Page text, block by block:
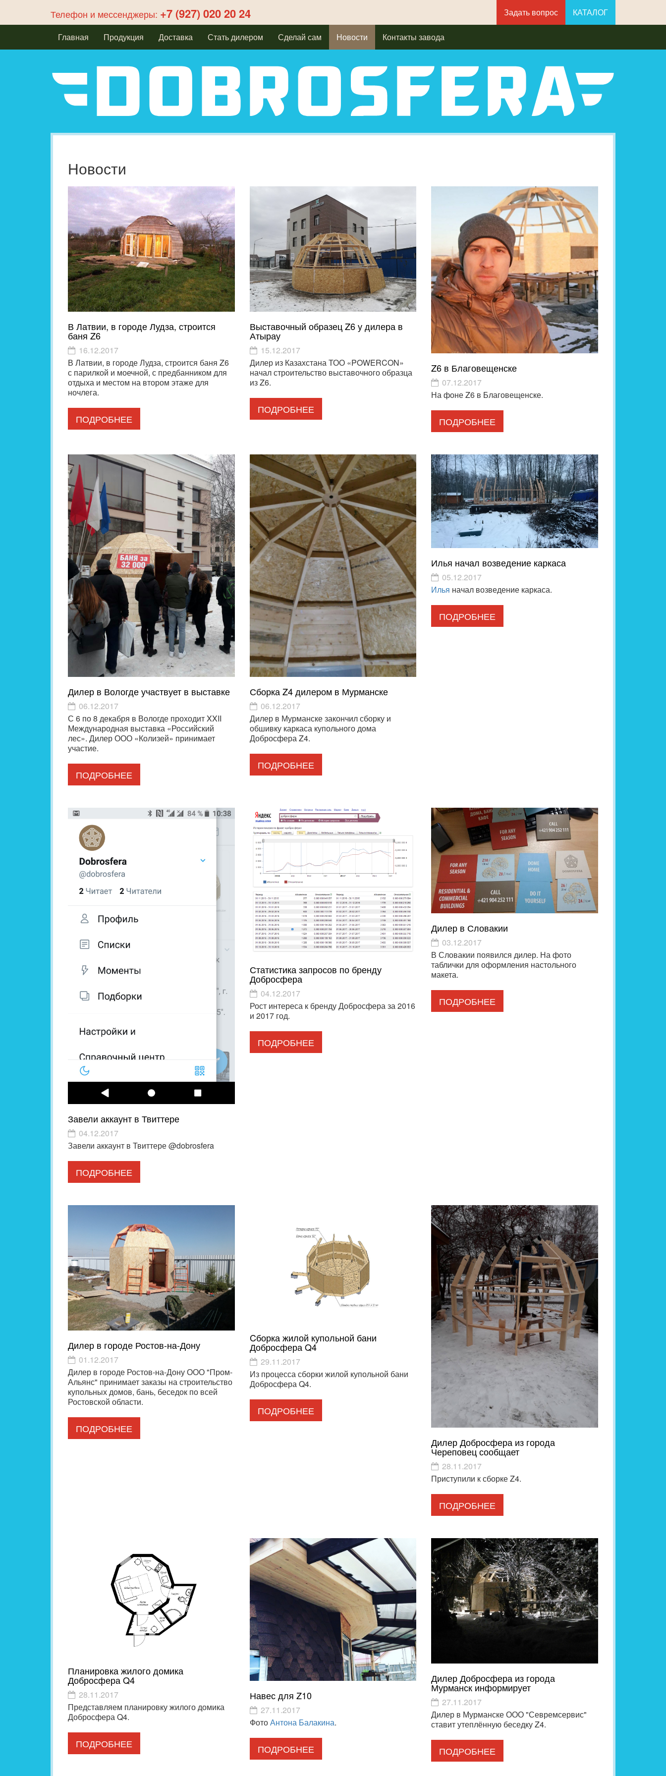
Телефон и мессенджеры: +7 (927) 020 20 24 Задать вопрос КАТАЛОГ
Главная Продукция Доставка Стать дилером Сделай сам Новости Контакты завода
Новости
В Латвии, в городе Лудза, строится
баня Z6
16.12.2017
В Латвии, в городе Лудза, строится баня Z6
с парилкой и моечной, с предбанником для
отдыха и местом на втором этаже для
ночлега.
ПОДРОБНЕЕ
Выставочный образец Z6 у дилера в
Атырау
15.12.2017
Дилер из Казахстана ТОО «POWERCON»
начал строительство выставочного образца
из Z6.
ПОДРОБНЕЕ
Z6 в Благовещенске
07.12.2017
На фоне Z6 в Благовещенске.
ПОДРОБНЕЕ
Дилер в Вологде участвует в выставке
06.12.2017
С 6 по 8 декабря в Вологде проходит XXII
Международная выставка «Российский
лес». Дилер ООО «Колизей» принимает
участие.
ПОДРОБНЕЕ
Сборка Z4 дилером в Мурманске
06.12.2017
Дилер в Мурманске закончил сборку и
обшивку каркаса купольного дома
Добросфера Z4.
ПОДРОБНЕЕ
Илья начал возведение каркаса
05.12.2017
Илья начал возведение каркаса.
ПОДРОБНЕЕ
Завели аккаунт в Твиттере
04.12.2017
Завели аккаунт в Твиттере @dobrosfera
ПОДРОБНЕЕ
Статистика запросов по бренду
Добросфера
04.12.2017
Рост интереса к бренду Добросфера за 2016
и 2017 год.
ПОДРОБНЕЕ
Дилер в Словакии
03.12.2017
В Словакии появился дилер. На фото
таблички для оформления настольного
макета.
ПОДРОБНЕЕ
Дилер в городе Ростов-на-Дону
01.12.2017
Дилер в городе Ростов-на-Дону ООО "Пром-
Альянс" принимает заказы на строительство
купольных домов, бань, беседок по всей
Ростовской области.
ПОДРОБНЕЕ
Cборка жилой купольной бани
Добросфера Q4
29.11.2017
Из процесса сборки жилой купольной бани
Добросфера Q4.
ПОДРОБНЕЕ
Дилер Добросфера из города
Череповец сообщает
28.11.2017
Приступили к сборке Z4.
ПОДРОБНЕЕ
Планировка жилого домика
Добросфера Q4
28.11.2017
Представляем планировку жилого домика
Добросфера Q4.
ПОДРОБНЕЕ
Навес для Z10
27.11.2017
ФотоАнтона Балакина.
ПОДРОБНЕЕ
Дилер Добросфера из города
Мурманск информирует
27.11.2017
Дилер в Мурманске ООО "Севремсервис"
ставит утеплённую беседку Z4.
ПОДРОБНЕЕ